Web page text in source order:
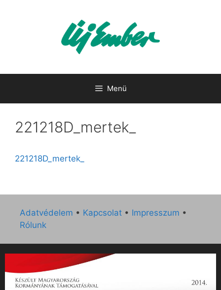
Menü
221218D_mertek_
221218D_mertek_
Adatvédelem • Kapcsolat • Impresszum •
Rólunk